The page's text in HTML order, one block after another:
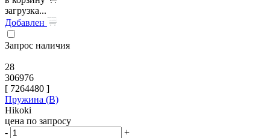
загрузка...
Добавлен
Запрос наличия
28
306976
[ 7264480 ]
Пружина (B)
Hikoki
цена по запросу
-
+